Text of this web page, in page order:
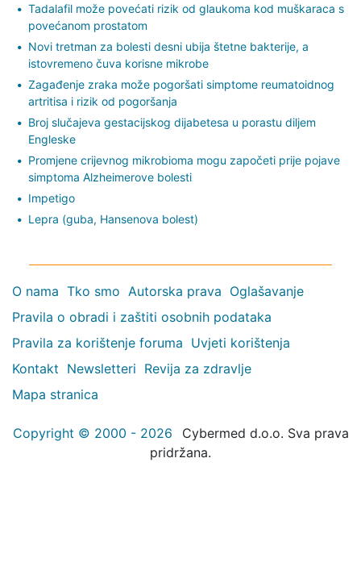
Tadalafil može povećati rizik od glaukoma kod muškaraca s
povećanom prostatom
Novi tretman za bolesti desni ubija štetne bakterije, a
istovremeno čuva korisne mikrobe
Zagađenje zraka može pogoršati simptome reumatoidnog
artritisa i rizik od pogoršanja
Broj slučajeva gestacijskog dijabetesa u porastu diljem
Engleske
Promjene crijevnog mikrobioma mogu započeti prije pojave
simptoma Alzheimerove bolesti
Impetigo
Lepra (guba, Hansenova bolest)
O nama Tko smo Autorska prava Oglašavanje
Pravila o obradi i zaštiti osobnih podataka
Pravila za korištenje foruma Uvjeti korištenja
Kontakt Newsletteri Revija za zdravlje
Mapa stranica
Copyright © 2000 - 2026
Cybermed d.o.o. Sva prava
pridržana.